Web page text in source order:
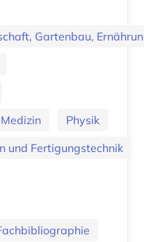
Gartenbau,
Medizin
Physik
und Fertigungstechnik